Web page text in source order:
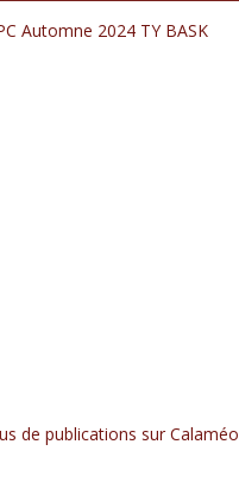
Automne 2024 TY BASK
de publications sur Calaméo